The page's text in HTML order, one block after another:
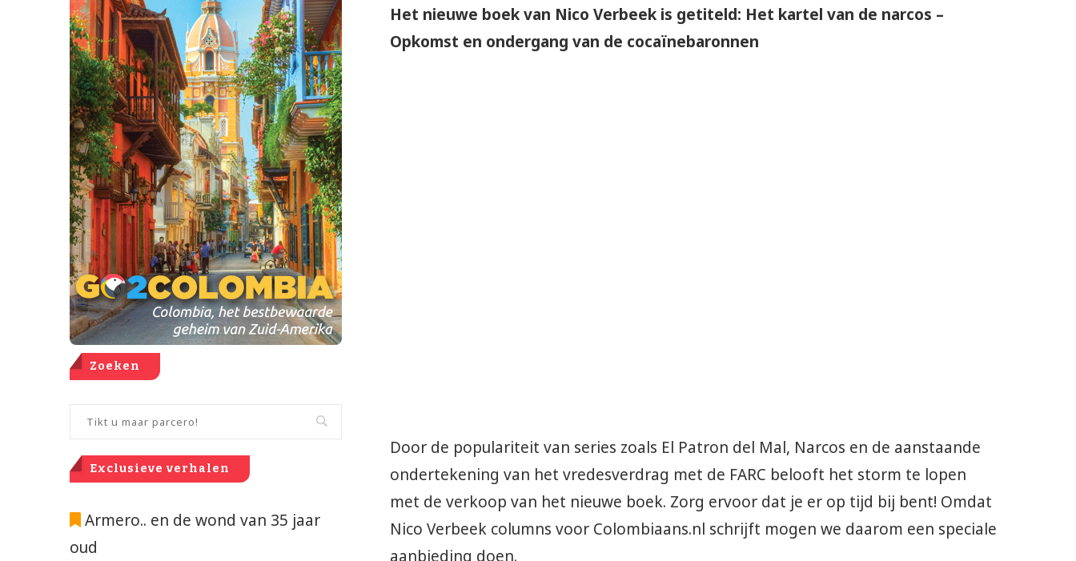
Het nieuwe boek van Nico Verbeek is getiteld: Het kartel van de narcos –
Opkomst en ondergang van de cocaïnebaronnen
Door de populariteit van series zoals El Patron del Mal, Narcos en de aanstaande
ondertekening van het vredesverdrag met de FARC belooft het storm te lopen
met de verkoop van het nieuwe boek. Zorg ervoor dat je er op tijd bij bent! Omdat
Nico Verbeek columns voor Colombiaans.nl schrijft mogen we daarom een speciale
aanbieding doen.
Zoeken
Exclusieve verhalen
Armero.. en de wond van 35 jaar
oud